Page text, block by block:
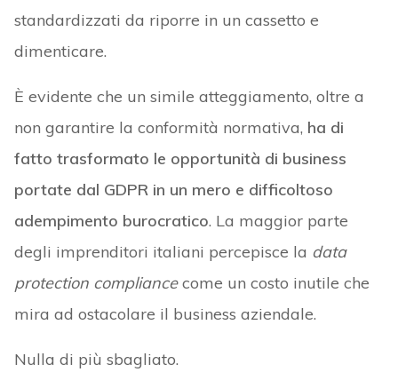
standardizzati da riporre in un cassetto e
dimenticare.
È evidente che un simile atteggiamento, oltre a
non garantire la conformità normativa, ha di
fatto trasformato le opportunità di business
portate dal GDPR in un mero e difficoltoso
adempimento burocratico. La maggior parte
degli imprenditori italiani percepisce la data
protection compliancecome un costo inutile che
mira ad ostacolare il business aziendale.
Nulla di più sbagliato.